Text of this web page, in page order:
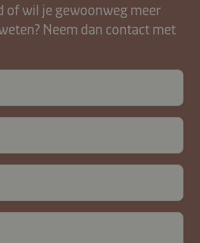
of wil je gewoonweg meer
Neem dan contact met